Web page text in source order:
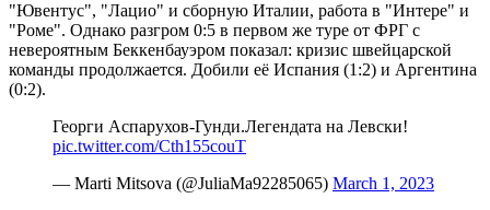
"Ювентус", "Лацио" и сборную Италии, работа в "Интере" и
"Роме". Однако разгром 0:5 в первом же туре от ФРГ с
невероятным Беккенбауэром показал: кризис швейцарской
команды продолжается. Добили её Испания (1:2) и Аргентина
(0:2).
Георги Аспарухов-Гунди.Легендата на Левски!
pic.twitter.com/Cth155couT
— Marti Mitsova (@JuliaMa92285065) March 1, 2023